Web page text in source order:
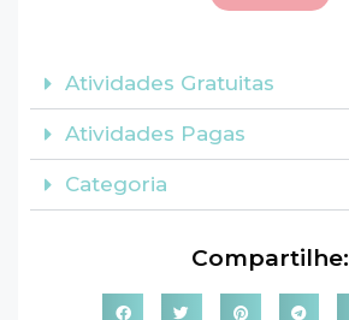
Atividades Gratuitas
Atividades Pagas
Categoria
Compartilhe: